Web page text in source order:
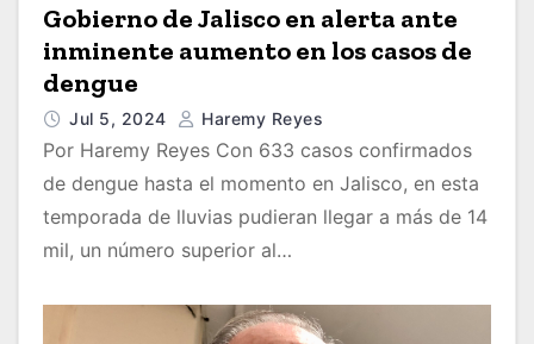
Gobierno de Jalisco en alerta ante
inminente aumento en los casos de
dengue
Jul 5, 2024 Haremy Reyes
Por Haremy Reyes Con 633 casos confirmados
de dengue hasta el momento en Jalisco, en esta
temporada de lluvias pudieran llegar a más de 14
mil, un número superior al…